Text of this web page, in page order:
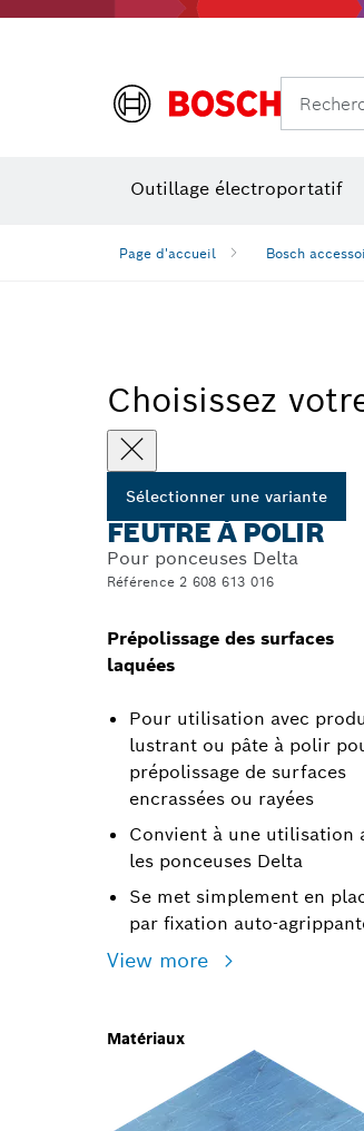
Outillage électroportatif
Page d'accueil Bosch
Choisissez
Sélectionner une variante
FEUTRE À POLIR
Pour ponceuses Delta
Référence 2 608 613 016
Prépolissage des surfaces
laquées
Pour utilisation avec
lustrant ou pâte à polir
prépolissage de surfaces
encrassées ou rayées
Convient à une utilisation
les ponceuses Delta
Se met simplement en
par fixation auto-
View more
Matériaux